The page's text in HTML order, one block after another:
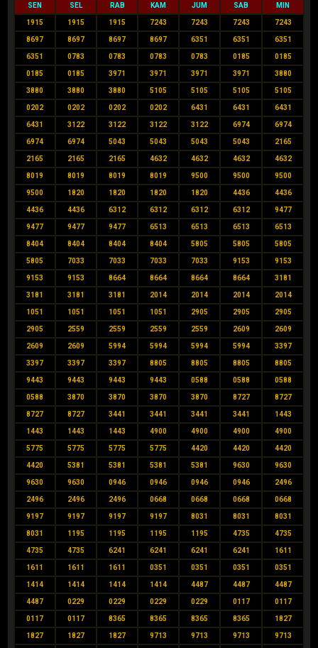
SEN SEL RAB KAM JUM SAB MIN
1915 1915 1915 7243 7243 7243 7243
8697 8697 8697 8697 6351 6351 6351
6351 0783 0783 0783 0783 0185 0185
0185 0185 3971 3971 3971 3971 3880
3880 3880 3880 5105 5105 5105 5105
0202 0202 0202 0202 6431 6431 6431
6431 3122 3122 3122 3122 6974 6974
6974 6974 5043 5043 5043 5043 2165
2165 2165 2165 4632 4632 4632 4632
8019 8019 8019 8019 9500 9500 9500
9500 1820 1820 1820 1820 4436 4436
4436 4436 6312 6312 6312 6312 9477
9477 9477 9477 6513 6513 6513 6513
8404 8404 8404 8404 5805 5805 5805
5805 7033 7033 7033 7033 9153 9153
9153 9153 8664 8664 8664 8664 3181
3181 3181 3181 2014 2014 2014 2014
1051 1051 1051 1051 2905 2905 2905
2905 2559 2559 2559 2559 2609 2609
2609 2609 5994 5994 5994 5994 3397
3397 3397 3397 8805 8805 8805 8805
9443 9443 9443 9443 0588 0588 0588
0588 3870 3870 3870 3870 8727 8727
8727 8727 3441 3441 3441 3441 1443
1443 1443 1443 4900 4900 4900 4900
5775 5775 5775 5775 4420 4420 4420
4420 5381 5381 5381 5381 9630 9630
9630 9630 0946 0946 0946 0946 2496
2496 2496 2496 0668 0668 0668 0668
9197 9197 9197 9197 8031 8031 8031
8031 1195 1195 1195 1195 4735 4735
4735 4735 6241 6241 6241 6241 1611
1611 1611 1611 0351 0351 0351 0351
1414 1414 1414 1414 4487 4487 4487
4487 0229 0229 0229 0229 0117 0117
0117 0117 8365 8365 8365 8365 1827
1827 1827 1827 9713 9713 9713 9713